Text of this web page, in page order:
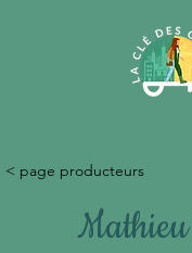
< page producteurs